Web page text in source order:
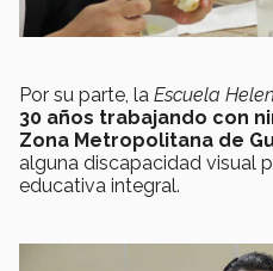
Por su parte, la Escuela
30 años trabajando con
Zona Metropolitana de
alguna discapacidad visual
educativa integral.